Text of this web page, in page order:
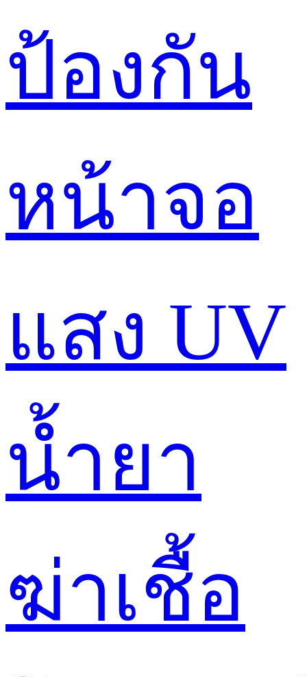
ป้องกัน
หน้าจอ
แสง UV
น้ำยา
ฆ่าเชื้อ